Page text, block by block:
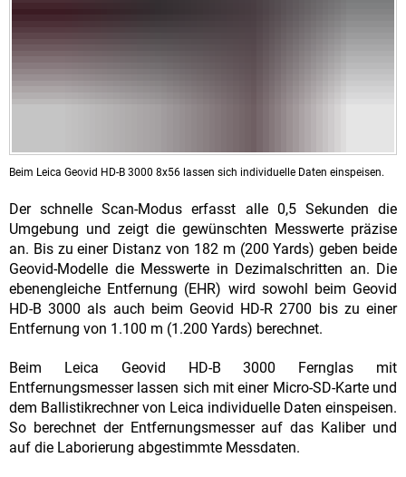
Beim Leica Geovid HD-B 3000 8x56 lassen sich individuelle Daten einspeisen.
Der schnelle Scan-Modus erfasst alle 0,5 Sekunden die
Umgebung und zeigt die gewünschten Messwerte präzise
an. Bis zu einer Distanz von 182 m (200 Yards) geben beide
Geovid-Modelle die Messwerte in Dezimalschritten an. Die
ebenengleiche Entfernung (EHR) wird sowohl beim Geovid
HD-B 3000 als auch beim Geovid HD-R 2700 bis zu einer
Entfernung von 1.100 m (1.200 Yards) berechnet.
Beim Leica Geovid HD-B 3000 Fernglas mit
Entfernungsmesser lassen sich mit einer Micro-SD-Karte und
dem Ballistikrechner von Leica individuelle Daten einspeisen.
So berechnet der Entfernungsmesser auf das Kaliber und
auf die Laborierung abgestimmte Messdaten.